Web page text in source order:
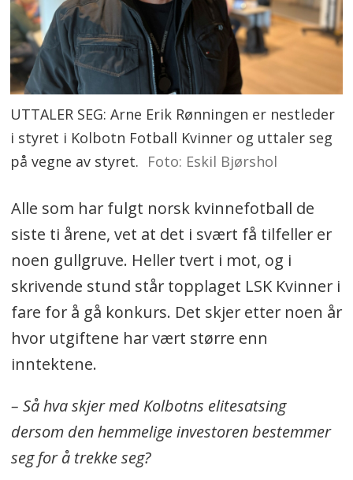
UTTALER SEG: Arne Erik Rønningen er nestleder
i styret i Kolbotn Fotball Kvinner og uttaler seg
på vegne av styret. Foto: Eskil Bjørshol
Alle som har fulgt norsk kvinnefotball de
siste ti årene, vet at det i svært få tilfeller er
noen gullgruve. Heller tvert i mot, og i
skrivende stund står topplaget LSK Kvinner i
fare for å gå konkurs. Det skjer etter noen år
hvor utgiftene har vært større enn
inntektene.
– Så hva skjer med Kolbotns elitesatsing
dersom den hemmelige investoren bestemmer
seg for å trekke seg?